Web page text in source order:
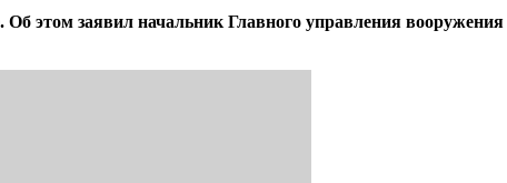
этом заявил начальник Главного управления